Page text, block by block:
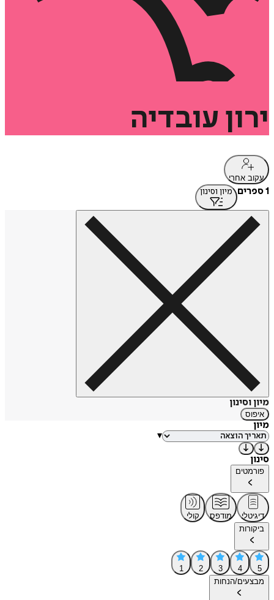
ירון עובדיה
עקוב אחרי
1 ספרים מיון וסינון
מיון וסינון
איפוס
מיון
▾
סינון
פורמטים
דיגיטלי מודפס
קולי
ביקורות
5
4
3
2
1
מבצעים/הנחות